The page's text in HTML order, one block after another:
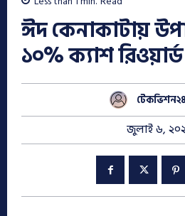
ঈদ কেনাকাটায়
১০% ক্যাশ রিওয়ার্ড
জুলাই ৬,